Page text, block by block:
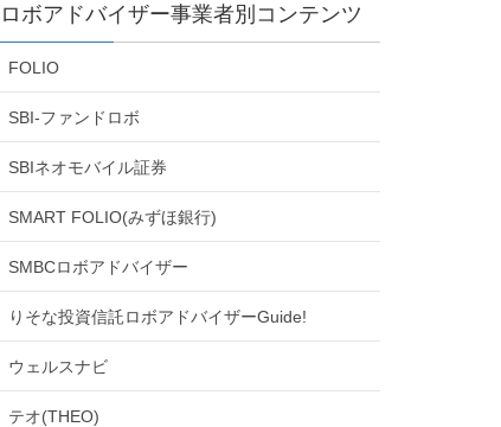
ロボアドバイザー事業者別コンテンツ
FOLIO
SBI-ファンドロボ
SBIネオモバイル証券
SMART FOLIO(みずほ銀行)
SMBCロボアドバイザー
りそな投資信託ロボアドバイザーGuide!
ウェルスナビ
テオ(THEO)